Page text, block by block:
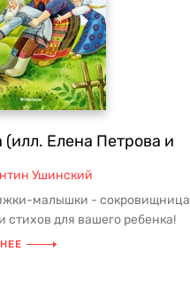
(илл. Елена Петрова и
Ушинский
малышки - сокровищница
стихов для вашего ребенка!
богато иллюстрированны...